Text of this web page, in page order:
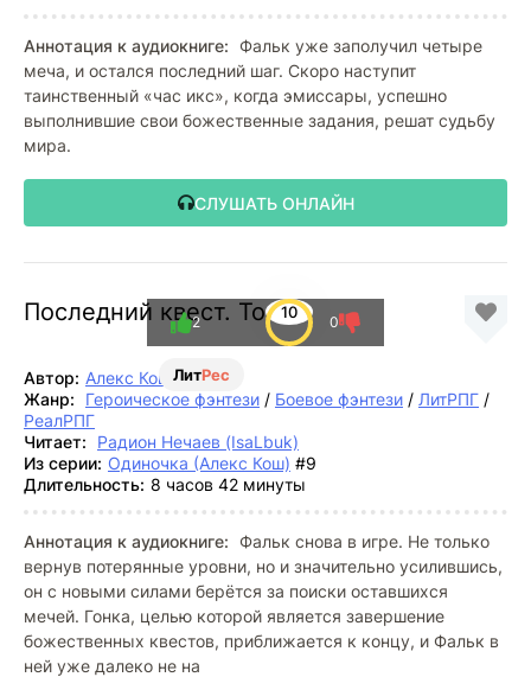
Аннотация к аудиокниге:
Фальк уже заполучил четыре
меча, и остался последний шаг. Скоро наступит
таинственный «час икс», когда эмиссары, успешно
выполнившие свои божественные задания, решат судьбу
мира.
СЛУШАТЬ ОНЛАЙН
Последний квест. Том 1
ЛитРес
10
2 0
Автор: Алекс Кош
Жанр:
Героическое фэнтези / Боевое фэнтези / ЛитРПГ /
РеалРПГ
Читает:
Радион Нечаев (IsaLbuk)
Из серии: Одиночка (Алекс Кош) #9
Длительность: 8 часов 42 минуты
Аннотация к аудиокниге:
Фальк снова в игре. Не только
вернув потерянные уровни, но и значительно усилившись,
он с новыми силами берётся за поиски оставшихся
мечей. Гонка, целью которой является завершение
божественных квестов, приближается к концу, и Фальк в
ней уже далеко не на